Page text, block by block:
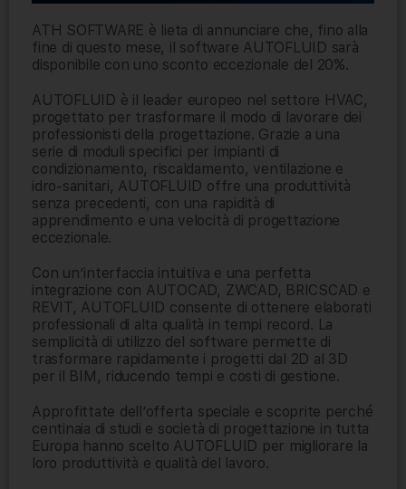
ATH SOFTWARE è lieta di annunciare che, fino alla
fine di questo mese, il software AUTOFLUID sarà
disponibile con uno sconto eccezionale del 20%.
AUTOFLUID è il leader europeo nel settore HVAC,
progettato per trasformare il modo di lavorare dei
professionisti della progettazione. Grazie a una
serie di moduli specifici per impianti di
condizionamento, riscaldamento, ventilazione e
idro-sanitari, AUTOFLUID offre una produttività
senza precedenti, con una rapidità di
apprendimento e una velocità di progettazione
eccezionale.
Con un’interfaccia intuitiva e una perfetta
integrazione con AUTOCAD, ZWCAD, BRICSCAD e
REVIT, AUTOFLUID consente di ottenere elaborati
professionali di alta qualità in tempi record. La
semplicità di utilizzo del software permette di
trasformare rapidamente i progetti dal 2D al 3D
per il BIM, riducendo tempi e costi di gestione.
Approfittate dell’offerta speciale e scoprite perché
centinaia di studi e società di progettazione in tutta
Europa hanno scelto AUTOFLUID per migliorare la
loro produttività e qualità del lavoro.